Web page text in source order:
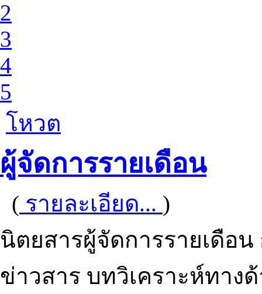
2
3
4
5
โหวต
ผู้จัดการรายเดือน
( รายละเอียด... )
นิตยสารผู้จัดการรายเดือ
ข่าวสาร บทวิเคราะห์ทาง